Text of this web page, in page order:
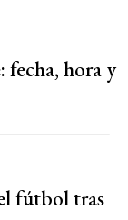
fecha, hora y
fútbol tras